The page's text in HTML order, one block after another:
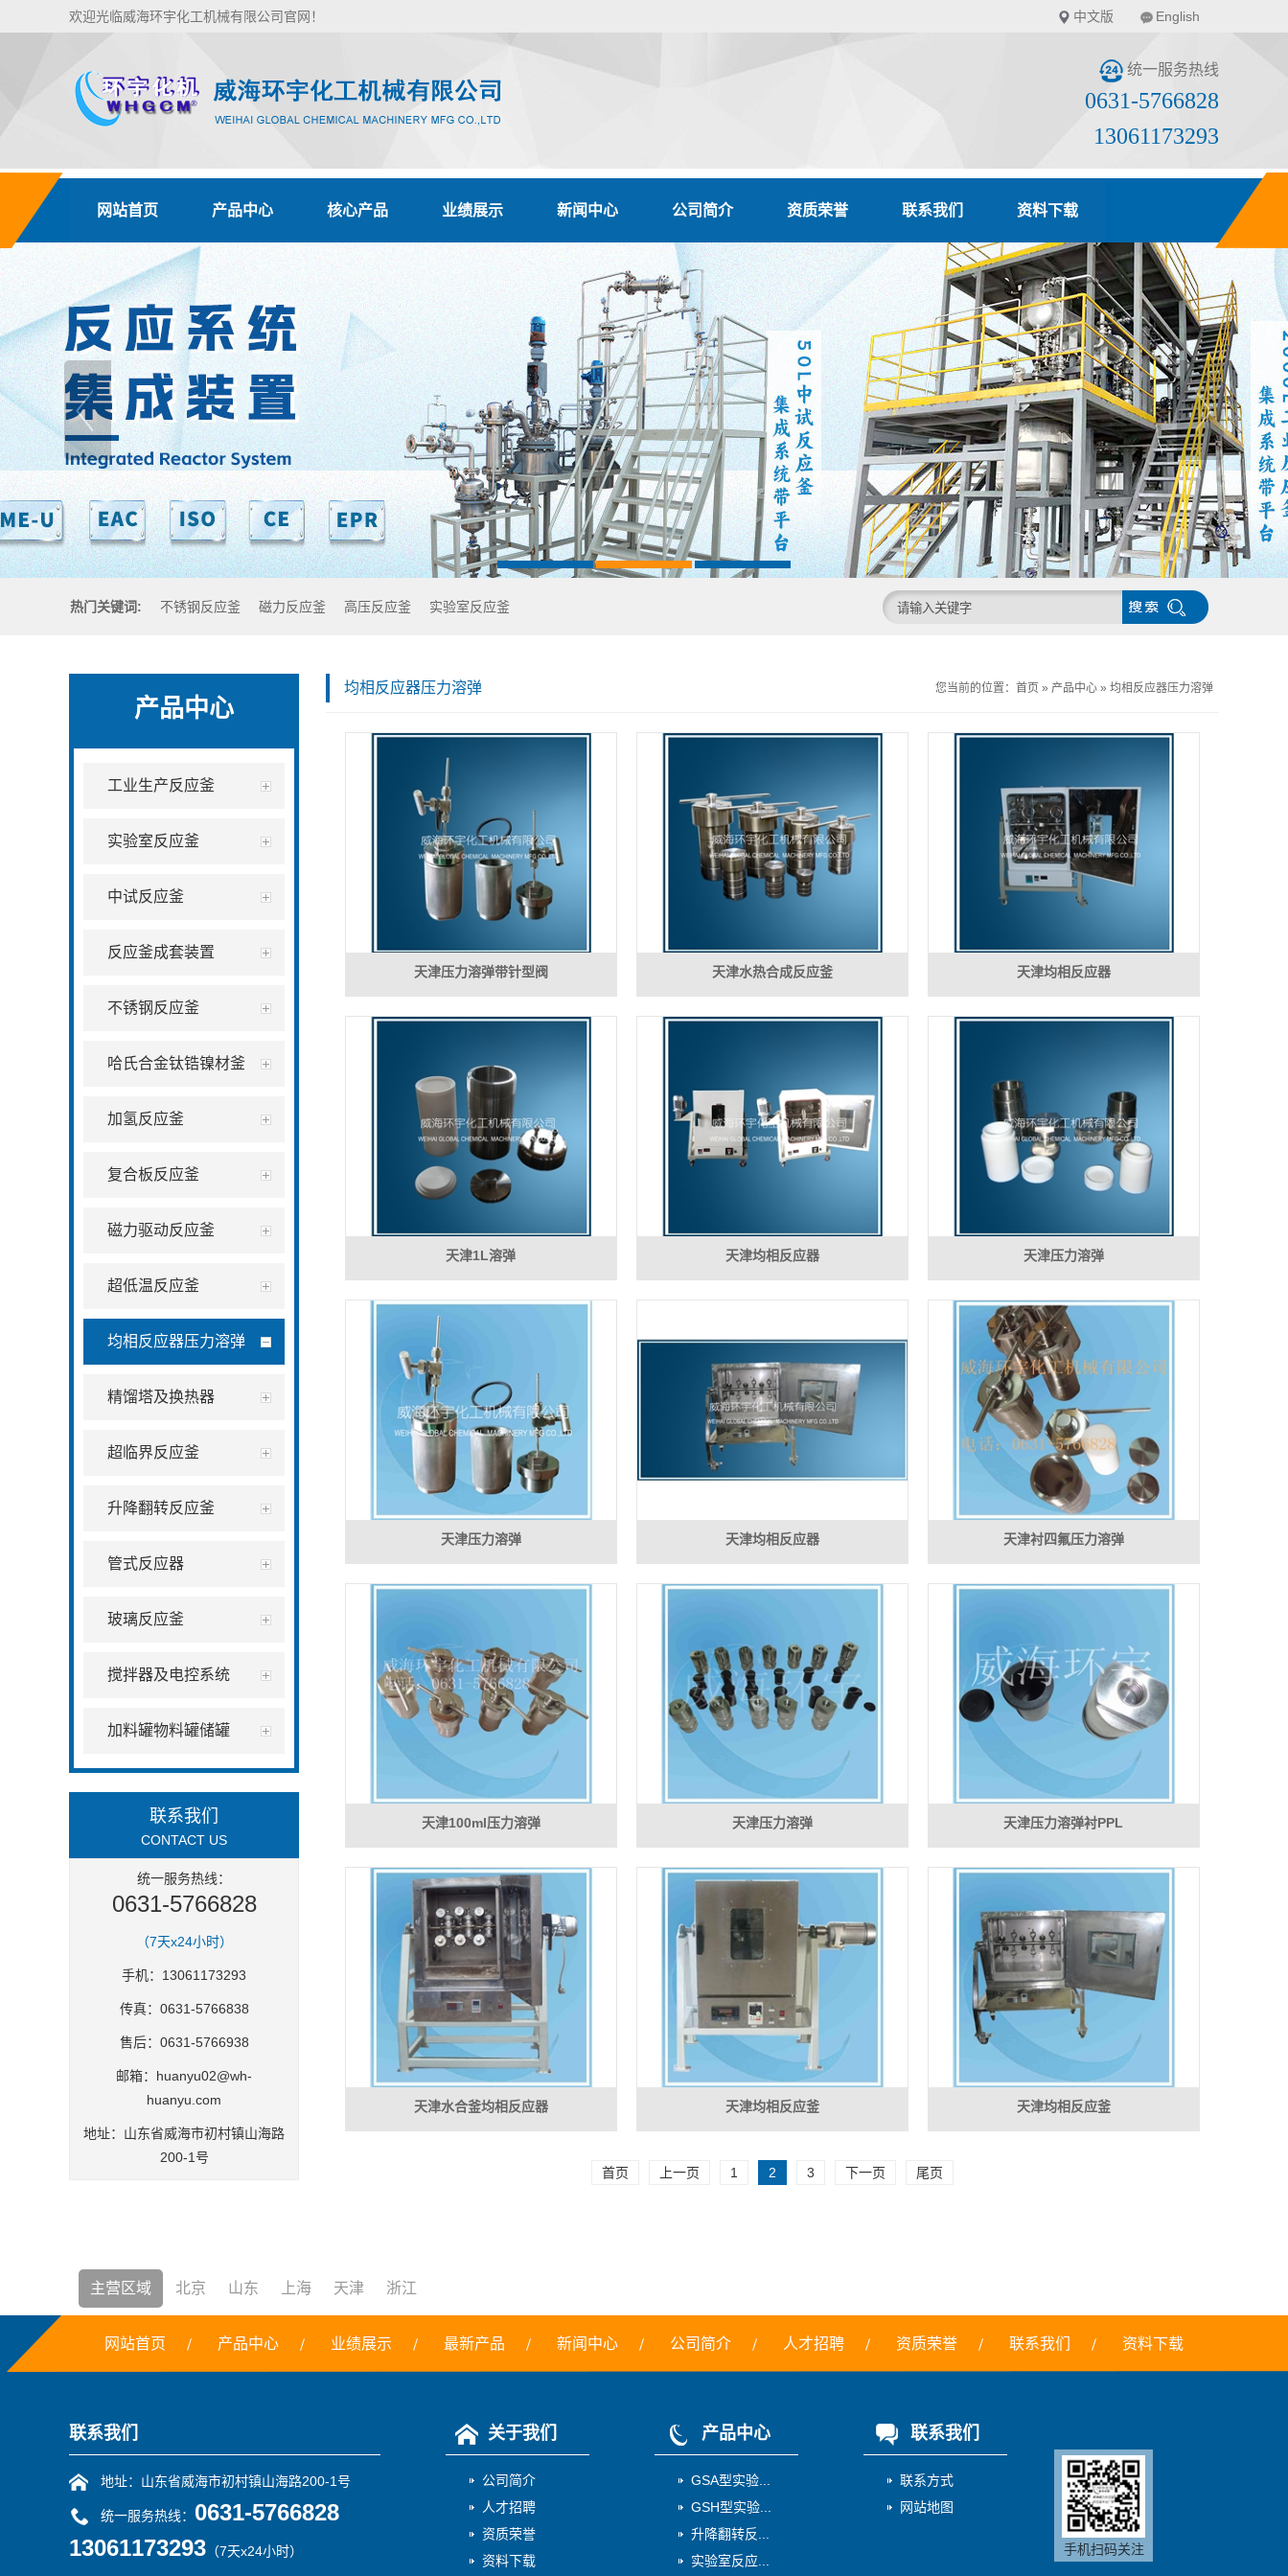
欢迎光临威海环宇化工机械有限公司官网！ 中文版 English
统一服务热线
0631-5766828
13061173293
网站首页 产品中心 核心产品 业绩展示 新闻中心 公司简介 资质荣誉 联系我们 资料下载
热门关键词: 不锈钢反应釜 磁力反应釜 高压反应釜 实验室反应釜
产品中心
工业生产反应釜
实验室反应釜
中试反应釜
反应釜成套装置
不锈钢反应釜
哈氏合金钛锆镍材釜
加氢反应釜
复合板反应釜
磁力驱动反应釜
超低温反应釜
均相反应器压力溶弹
精馏塔及换热器
超临界反应釜
升降翻转反应釜
管式反应器
玻璃反应釜
搅拌器及电控系统
加料罐物料罐储罐
联系我们
CONTACT US
统一服务热线：
0631-5766828
（7天x24小时）
手机：13061173293
传真：0631-5766838
售后：0631-5766938
邮箱： huanyu02@wh-
huanyu.com
地址：山东省威海市初村镇山海路
200-1号
均相反应器压力溶弹 您当前的位置： 首页 » 产品中心 » 均相反应器压力溶弹
天津压力溶弹带针型阀 天津水热合成反应釜 天津均相反应器
天津1L溶弹 天津均相反应器 天津压力溶弹
天津压力溶弹 天津均相反应器 天津衬四氟压力溶弹
天津100ml压力溶弹 天津压力溶弹 天津压力溶弹衬PPL
天津水合釜均相反应器 天津均相反应釜 天津均相反应釜
首页 上一页 1 2 3 下一页 尾页
主营区域 北京 山东 上海 天津 浙江
网站首页 产品中心 业绩展示 最新产品 新闻中心 公司简介 人才招聘 资质荣誉 联系我们 资料下载
联系我们
地址：山东省威海市初村镇山海路200-1号
统一服务热线： 0631-5766828
13061173293 （7天x24小时）
关于我们
公司简介
人才招聘
资质荣誉
资料下载
产品中心
GSA型实验...
GSH型实验...
升降翻转反...
实验室反应...
联系我们
联系方式
网站地图
手机扫码关注
焚烧炉 铣边机 干冰 露点仪 三恒系统